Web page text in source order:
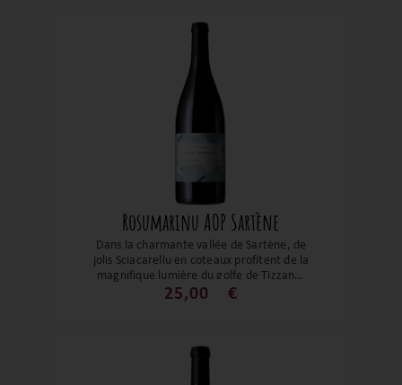
Rosumarinu AOP Sartène
Dans la charmante vallée de Sartène, de
jolis Sciacarellu en coteaux profitent de la
magnifique lumière du golfe de Tizzano.
Les fruits rouges s’expriment de manière
25,00 €